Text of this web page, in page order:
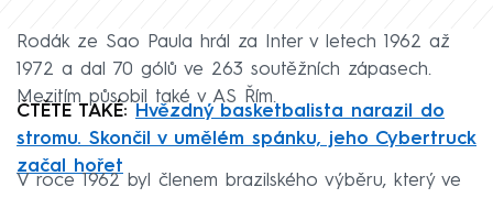
Rodák ze Sao Paula hrál za Inter v letech 1962 až
1972 a dal 70 gólů ve 263 soutěžních zápasech.
Mezitím působil také v AS Řím.
ČTĚTE TAKÉ: Hvězdný basketbalista narazil do
stromu. Skončil v umělém spánku, jeho Cybertruck
začal hořet
V roce 1962 byl členem brazilského výběru, který ve